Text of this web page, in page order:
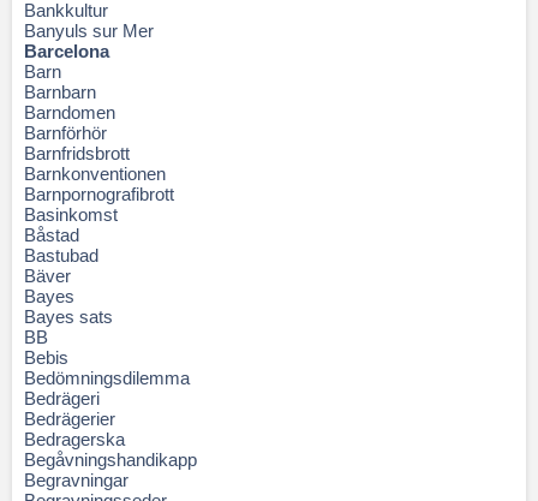
Bankkultur
Banyuls sur Mer
Barcelona
Barn
Barnbarn
Barndomen
Barnförhör
Barnfridsbrott
Barnkonventionen
Barnpornografibrott
Basinkomst
Båstad
Bastubad
Bäver
Bayes
Bayes sats
BB
Bebis
Bedömningsdilemma
Bedrägeri
Bedrägerier
Bedragerska
Begåvningshandikapp
Begravningar